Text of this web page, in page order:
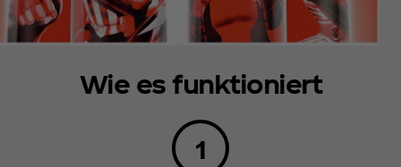
Wie es funktioniert